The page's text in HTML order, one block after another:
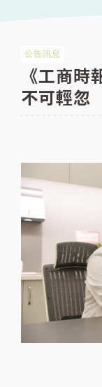
公告訊息
《工商時
不可輕忽